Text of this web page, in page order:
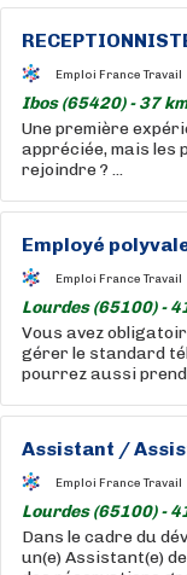
Emploi France Travail
Ibos (65420) - 37
Une première
appréciée, mais les
rejoindre ? ...
Employé
Emploi France Travail
Lourdes (65100) -
Vous avez
gérer le standard
pourrez aussi
Assistant /
Emploi France Travail
Lourdes (65100) -
Dans le cadre du
un(e) Assistant(e)